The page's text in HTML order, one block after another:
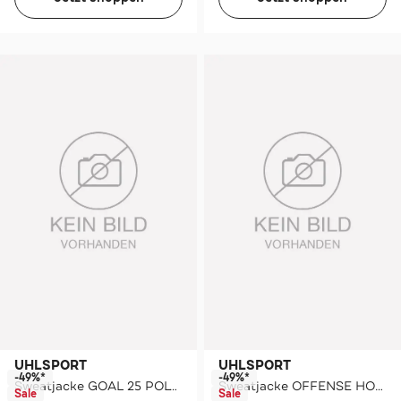
UHLSPORT
Sweatjacke GOAL 25 POLY JACKE
-49%*
Sale
UHLSPORT
Sweatjacke OFFENSE HOOD JACKET
-49%*
Sale